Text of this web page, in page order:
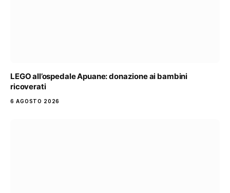
LEGO all’ospedale Apuane: donazione ai bambini
ricoverati
6 AGOSTO 2026